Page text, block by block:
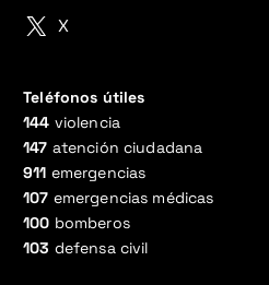
X
Teléfonos útiles
144 violencia
147 atención ciudadana
911 emergencias
107 emergencias médicas
100 bomberos
103 defensa civil